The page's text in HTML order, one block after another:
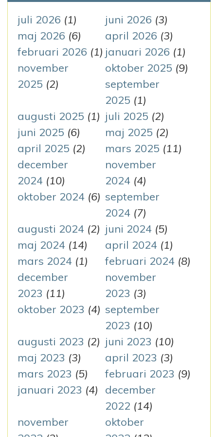
t
e
r
:
juli 2026 (1) juni 2026 (3)
maj 2026 (6) april 2026 (3)
februari 2026 (1) januari 2026 (1)
november
2025 (2)
oktober 2025 (9)
september
2025 (1)
augusti 2025 (1) juli 2025 (2)
juni 2025 (6) maj 2025 (2)
april 2025 (2) mars 2025 (11)
december
2024 (10)
november
2024 (4)
oktober 2024 (6) september
2024 (7)
augusti 2024 (2) juni 2024 (5)
maj 2024 (14) april 2024 (1)
mars 2024 (1) februari 2024 (8)
december
2023 (11)
november
2023 (3)
oktober 2023 (4) september
2023 (10)
augusti 2023 (2) juni 2023 (10)
maj 2023 (3) april 2023 (3)
mars 2023 (5) februari 2023 (9)
januari 2023 (4)
december
2022 (14)
november
oktober